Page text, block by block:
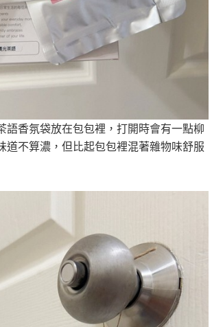
語香氛袋放在包包裡，打開時會有一點柳
道不算濃，但比起包包裡混著雜物味舒服